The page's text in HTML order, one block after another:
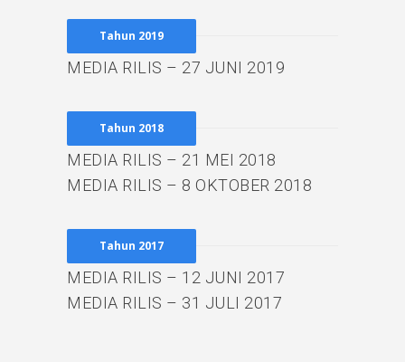
Tahun 2019
MEDIA RILIS – 27 JUNI 2019
Tahun 2018
MEDIA RILIS – 21 MEI 2018
MEDIA RILIS – 8 OKTOBER 2018
Tahun 2017
MEDIA RILIS – 12 JUNI 2017
MEDIA RILIS – 31 JULI 2017